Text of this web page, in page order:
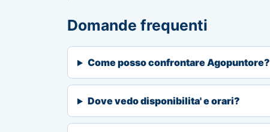
Domande frequenti
Come posso confrontare Agopuntore?
Dove vedo disponibilita' e orari?